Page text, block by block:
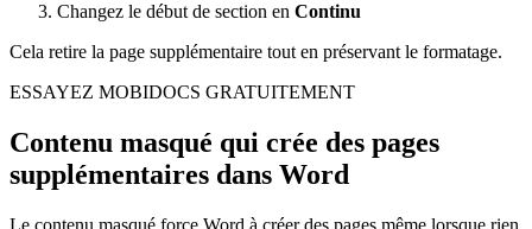
Changez le début de section en Continu
Cela retire la page supplémentaire tout en préservant le formatage.
ESSAYEZ MOBIDOCS GRATUITEMENT
Contenu masqué qui crée des pages
supplémentaires dans Word
Le contenu masqué force Word à créer des pages même lorsque rien